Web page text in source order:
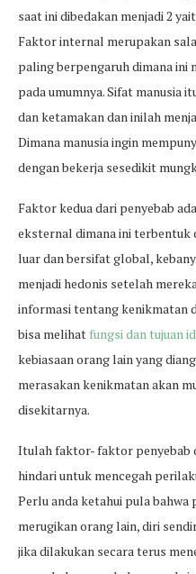
saat ini dibedakan menjadi 2
Faktor internal merupakan
paling berpengaruh dimana ini
pada umumnya. Sifat manusia
dan ketamakan dan inilah
Dimana manusia ingin
dengan bekerja sesedikit
Faktor kedua dari penyebab
eksternal dimana ini terbentuk
luar dan bersifat global,
menjadi hedonis setelah
informasi tentang kenikmatan
bisa melihat fungsi dan tujuan
kebiasaan orang lain yang
merasakan kenikmatan akan
disekitarnya.
Itulah faktor- faktor penyebab
hindari untuk mencegah
Perlu anda ketahui pula
merugikan orang lain, diri
jika dilakukan secara terus